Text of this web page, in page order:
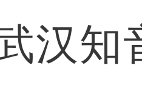
汉知